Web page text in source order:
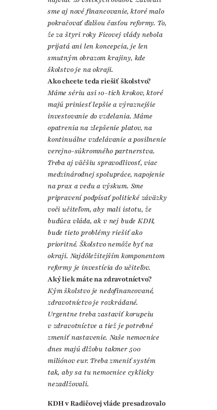
sme aj nové financovanie, ktoré malo
pokračovať ďalšou časťou reformy. To,
že za štyri roky Ficovej vlády nebola
prijatá ani len koncepcia, je len
smutným obrazom krajiny, kde
školstvo je na okraji.
Ako chcete teda riešiť školstvo?
Máme sériu asi 10-tich krokov, ktoré
majú priniesť lepšie a výraznejšie
investovanie do vzdelania. Máme
opatrenia na zlepšenie platov, na
kontinuálne vzdelávanie a posilnenie
verejno-súkromného partnerstva.
Treba aj väčšiu spravodlivosť, viac
medzinárodnej spolupráce, napojenie
na prax a vedu a výskum. Sme
pripravení podpísať politické záväzky
voči učiteľom, aby mali istotu, že
budúca vláda, ak v nej bude KDH,
bude tieto problémy riešiť ako
prioritné. Školstvo nemôže byť na
okraji. Najdôležitejším komponentom
reformy je investícia do učiteľov.
Aký liek máte na zdravotníctvo?
Kým školstvo je nedofinancované,
zdravotníctvo je rozkrádané.
Urgentne treba zastaviť korupciu
v zdravotníctve a tiež je potrebné
zmeniť nastavenie. Naše nemocnice
dnes majú dlžobu takmer 500
miliónov eur. Treba zmeniť systém
tak, aby sa tu nemocnice cyklicky
nezadlžovali.
KDH v Radičovej vláde presadzovalo